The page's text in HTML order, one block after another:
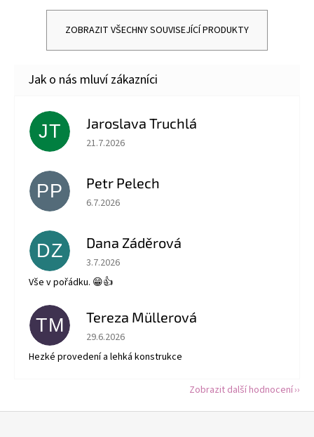
ZOBRAZIT VŠECHNY SOUVISEJÍCÍ PRODUKTY
JT Jaroslava Truchlá
Hodnocení obchodu je 5 z 5 hvězdiček.
21.7.2026
PP Petr Pelech
Hodnocení obchodu je 5 z 5 hvězdiček.
6.7.2026
DZ Dana Záděrová
Hodnocení obchodu je 5 z 5 hvězdiček.
3.7.2026
Vše v pořádku. 😁👍
TM Tereza Müllerová
Hodnocení obchodu je 5 z 5 hvězdiček.
29.6.2026
Hezké provedení a lehká konstrukce
Zobrazit další hodnocení